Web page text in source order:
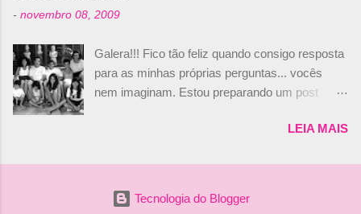
experiente.” Audetto disse ainda que a suposta
não corresponde à realidade. “O suposto 15%
de investimento seria menor do que aquilo que
outros pilotos podem trazer: italianos, r...
Romain falando sobre o fato do Iceman estar há tantos anos na
@RGrosjean ! #EifelGP 🇩🇪 #F1
pic.twitter.com/GSAu1LWnwW — Formula 1 (@F1) October 8,
2020 Beijinhos, Ludy
- novembro 08, 2009
Galera!!! Fico tão feliz quando consigo resposta
para as minhas próprias perguntas... vocês
nem imaginam. Estou preparando um post
nunca falei sobre ela, aqui no Octeto. No meio
aqui: Na época, rendeu um burburinho, porque
legendei a foto, dizendo que a menina ao lado
LEIA MAIS
Tecnologia do Blogger